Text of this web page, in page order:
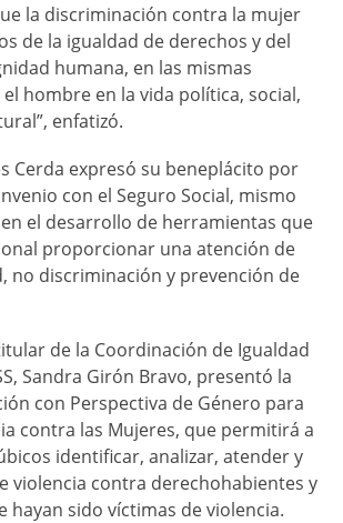
la discriminación contra la mujer
de la igualdad de derechos y del
humana, en las mismas
hombre en la vida política, social,
enfatizó.
Cerda expresó su beneplácito por
con el Seguro Social, mismo
el desarrollo de herramientas que
proporcionar una atención de
no discriminación y prevención de
de la Coordinación de Igualdad
Sandra Girón Bravo, presentó la
con Perspectiva de Género para
contra las Mujeres, que permitirá a
identificar, analizar, atender y
violencia contra derechohabientes y
hayan sido víctimas de violencia.